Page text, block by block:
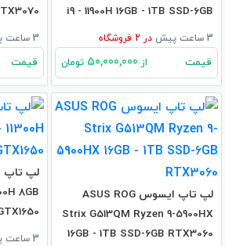
i9 - 11900H 16GB - 1TB SSD-6GB
RTX3060
3 ساعت پیش در فروشگاه
قیمت از تومان
3 ساعت پیش
قیمت
لپ تاپ ایسوس ASUS ROG
Strix G513QM Ryzen 9-5900HX
16GB - 1TB SSD-6GB RTX3060
8GB
3 ساعت پیش